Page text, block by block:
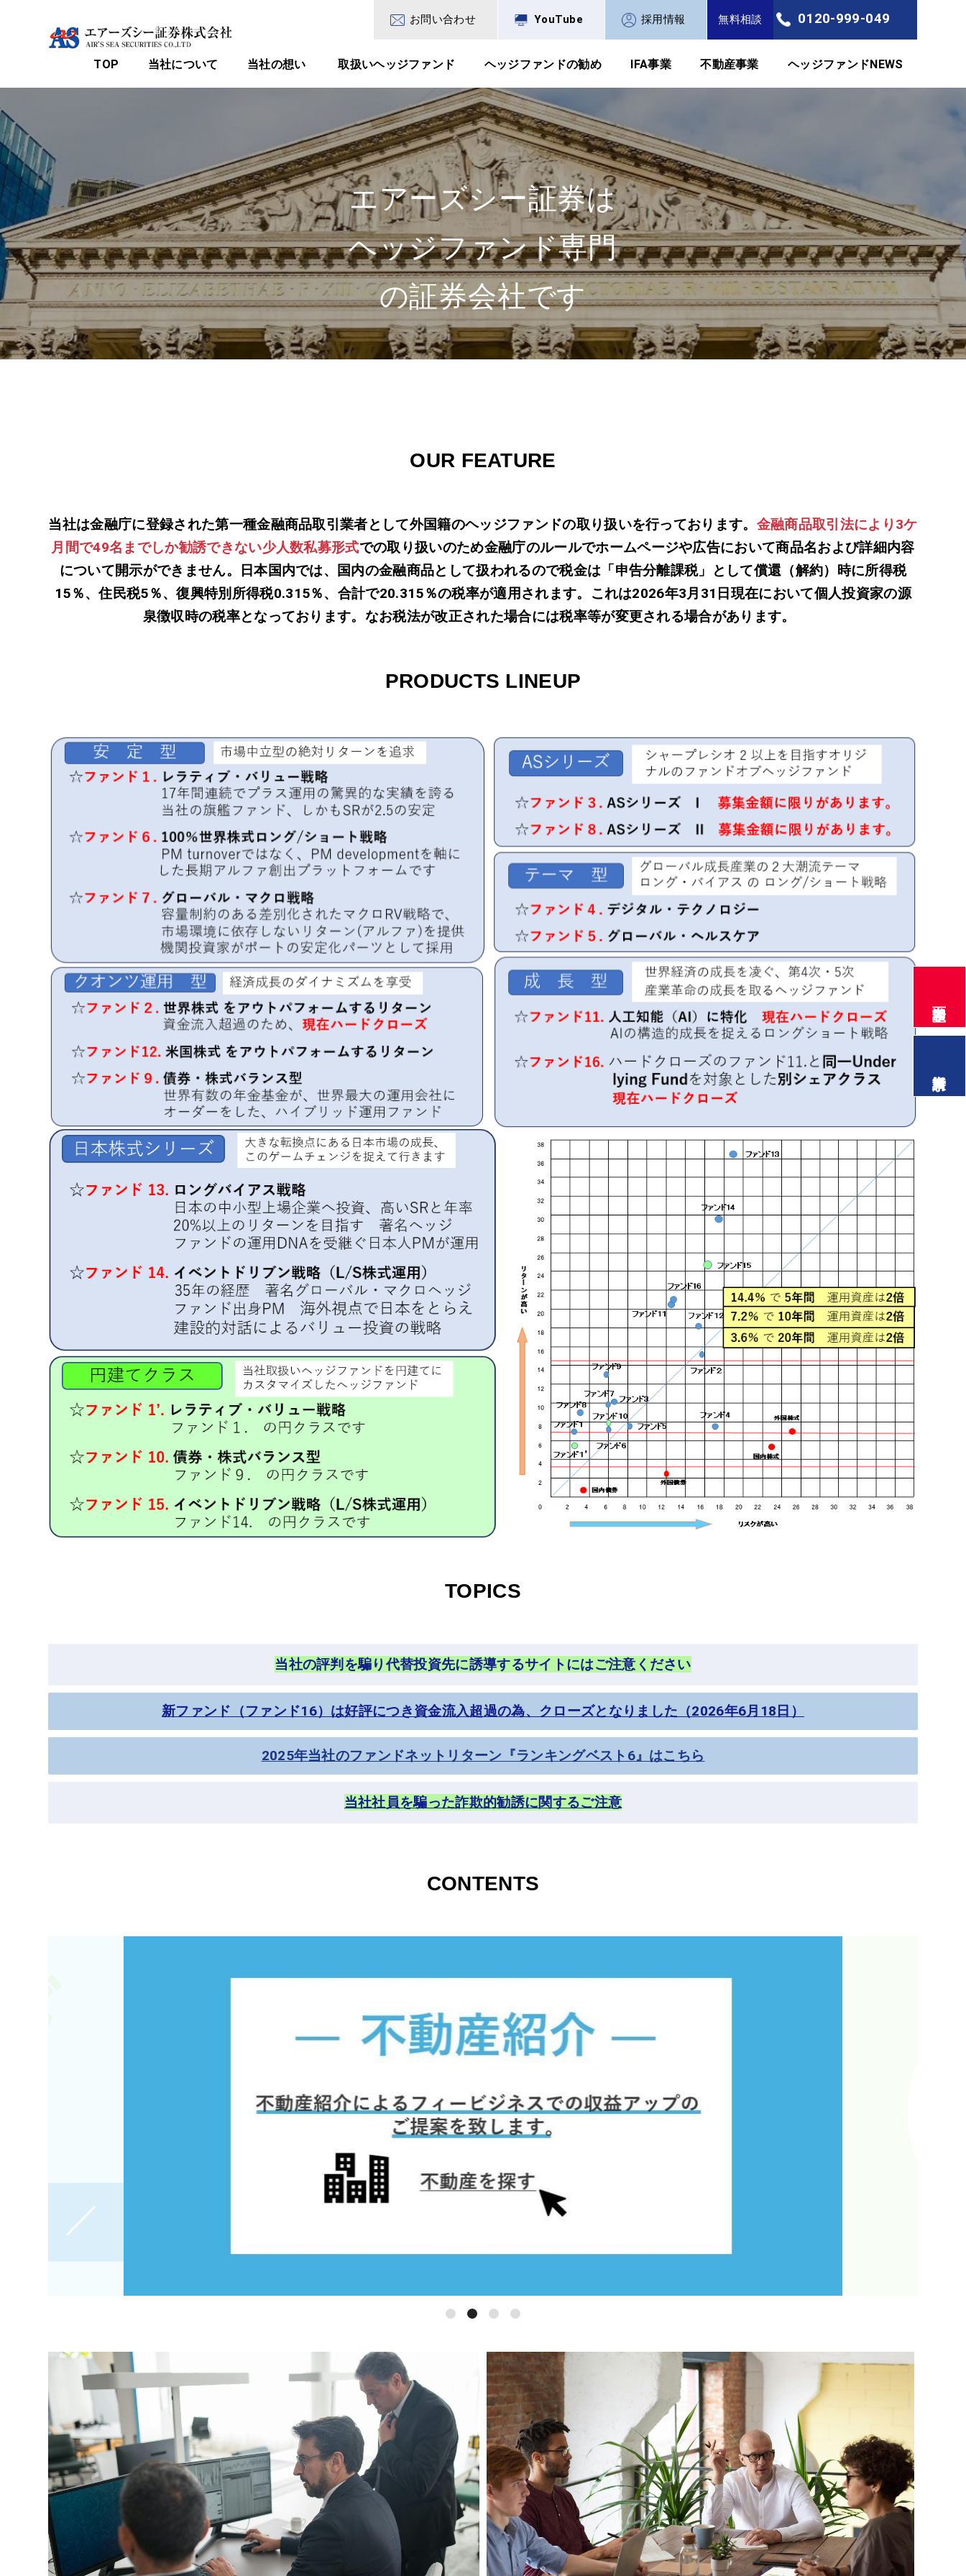
TOP 当社について 当社の想い 取扱いヘッジファンド ヘッジファンドの勧め IFA事業 不動産事業 ヘッジファンドNEWS
お問い合わせ YouTube 採用情報 無料相談 0120-999-049
エアーズシー証券は
ヘッジファンド専門
の証券会社です
エアーズシー証券は
ヘッジファンド専門
の証券会社です
エアーズシー証券は
ヘッジファンド専門
の証券会社です
OUR FEATURE
当社は金融庁に登録された第一種金融商品取引業者として外国籍のヘッジファンドの取り扱いを行っております。 金融商品取引法により3ケ
月間で49名までしか勧誘できない少人数私募形式での取り扱いのため金融庁のルールでホームページや広告において商品名および詳細内容
について開示ができません。日本国内では、国内の金融商品として扱われるので税金は「申告分離課税」として償還（解約）時に所得税
15％、住民税5％、復興特別所得税0.315％、合計で20.315％の税率が適用されます。これは2026年3月31日現在において個人投資家の源
泉徴収時の税率となっております。なお税法が改正された場合には税率等が変更される場合があります。
PRODUCTS LINEUP
TOPICS
当社の評判を騙り代替投資先に誘導するサイトにはご注意ください
新ファンド（ファンド16）は好評につき資金流入超過の為、クローズとなりました（2026年6月18日）
2025年当社のファンドネットリターン『ランキングベスト6』はこちら
当社社員を騙った詐欺的勧誘に関するご注意
CONTENTS